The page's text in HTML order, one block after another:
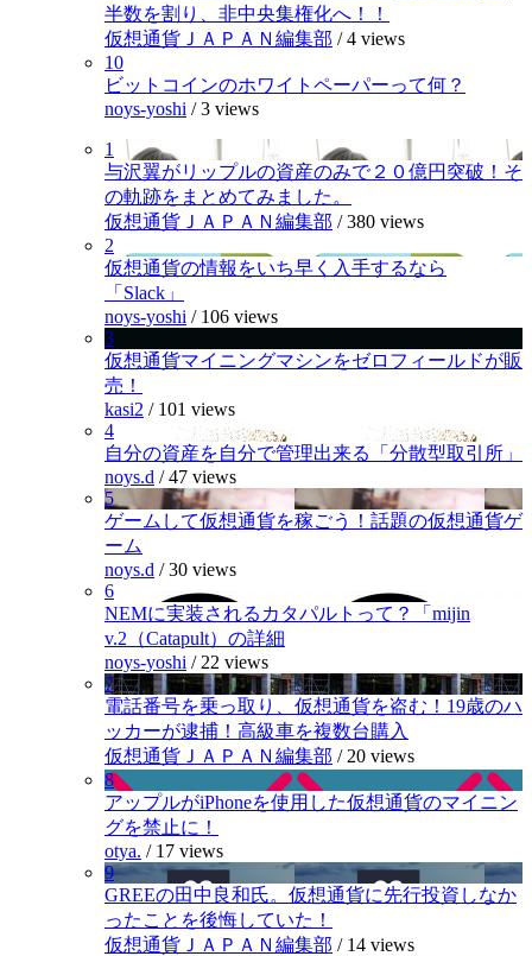
半数を割り、非中央集権化へ！！
仮想通貨ＪＡＰＡＮ編集部 /4 views
10
ビットコインのホワイトペーパーって何？
noys-yoshi /3 views
1
与沢翼がリップルの資産のみで２０億円突破！そ
の軌跡をまとめてみました。
仮想通貨ＪＡＰＡＮ編集部 /380 views
2
仮想通貨の情報をいち早く入手するなら
「Slack」
noys-yoshi / 106 views
3
仮想通貨マイニングマシンをゼロフィールドが販
売！
kasi2 / 101 views
4
自分の資産を自分で管理出来る「分散型取引所」
noys.d /47 views
5
ゲームして仮想通貨を稼ごう！話題の仮想通貨ゲ
ーム
noys.d /30 views
6
NEMに実装されるカタパルトって？「mijin
v.2（Catapult）の詳細
noys-yoshi / 22 views
7
電話番号を乗っ取り、仮想通貨を盗む！19歳のハ
ッカーが逮捕！高級車を複数台購入
仮想通貨ＪＡＰＡＮ編集部 / 20 views
8
アップルがiPhoneを使用した仮想通貨のマイニン
グを禁止に！
otya. / 17 views
9
GREEの田中良和氏。仮想通貨に先行投資しなか
ったことを後悔していた！
仮想通貨ＪＡＰＡＮ編集部 / 14 views